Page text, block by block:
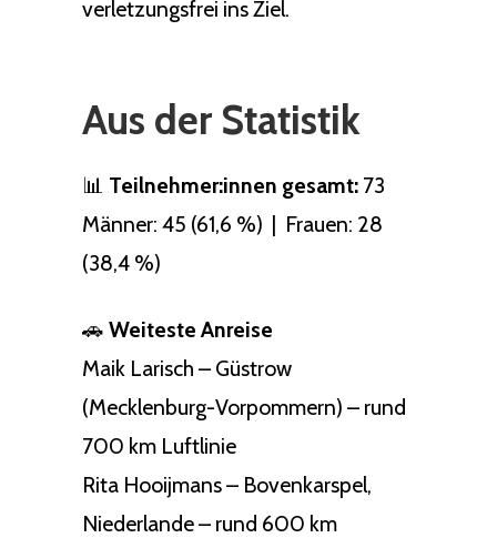
verletzungsfrei ins Ziel.
Aus der Statistik
📊 Teilnehmer:innen gesamt: 73
Männer: 45 (61,6 %) | Frauen: 28
(38,4 %)
🚗 Weiteste Anreise
Maik Larisch – Güstrow
(Mecklenburg-Vorpommern) – rund
700 km Luftlinie
Rita Hooijmans – Bovenkarspel,
Niederlande – rund 600 km